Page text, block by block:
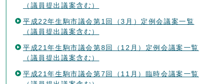
（議員提出議案含む）
平成22年生駒市議会第1回（3月）定例会議案一覧
（議員提出議案含む）
平成21年生駒市議会第8回（12月）定例会議案一覧
（議員提出議案含む）
平成21年生駒市議会第7回（11月）臨時会議案一覧